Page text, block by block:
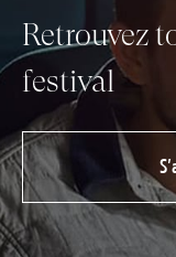
Retrouvez
festival